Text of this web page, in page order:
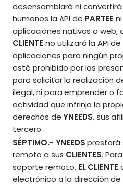
desensamblará ni
humanos la API de PARTEE
aplicaciones nativas o web,
CLIENTE no utilizará la API de
aplicaciones para ningún
esté prohibido por las
para solicitar la realización
ilegal, ni para emprender o
actividad que infrinja la
derechos de YNEEDS, sus
tercero.
SÉPTIMO.- YNEEDS prestará
remoto a sus CLIENTES.
soporte remoto, EL CLIENTE
electrónico a la dirección